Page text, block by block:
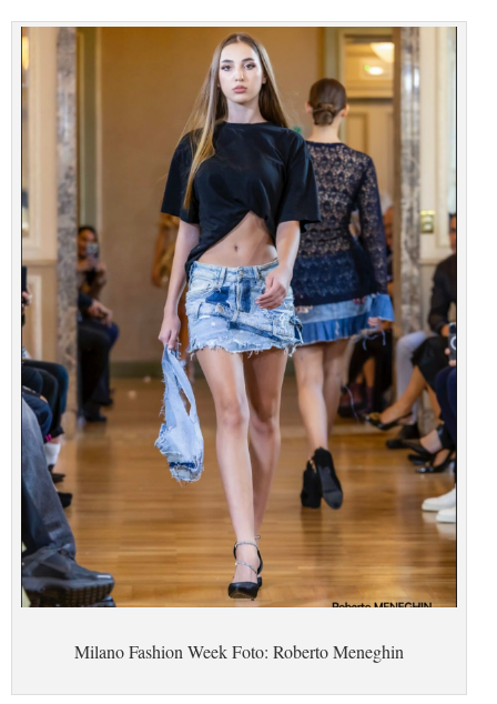
Milano Fashion Week Foto: Roberto Meneghin